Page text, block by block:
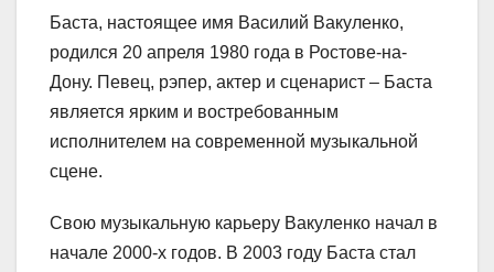
Баста, настоящее имя Василий Вакуленко,
родился 20 апреля 1980 года в Ростове-на-
Дону. Певец, рэпер, актер и сценарист – Баста
является ярким и востребованным
исполнителем на современной музыкальной
сцене.
Свою музыкальную карьеру Вакуленко начал в
начале 2000-х годов. В 2003 году Баста стал